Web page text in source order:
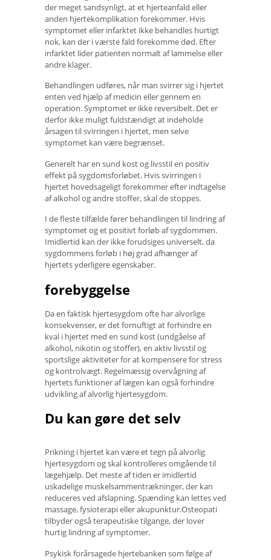
der meget sandsynligt, at et hjerteanfald eller
anden hjertekomplikation forekommer. Hvis
symptomet eller infarktet ikke behandles hurtigt
nok, kan der i værste fald forekomme død. Efter
infarktet lider patienten normalt af lammelse eller
andre klager.
Behandlingen udføres, når man svirrer sig i hjertet
enten ved hjælp af medicin eller gennem en
operation. Symptomet er ikke reversibelt. Det er
derfor ikke muligt fuldstændigt at indeholde
årsagen til svirringen i hjertet, men selve
symptomet kan være begrænset.
Generelt har en sund kost og livsstil en positiv
effekt på sygdomsforløbet. Hvis svirringen i
hjertet hovedsageligt forekommer efter indtagelse
af alkohol og andre stoffer, skal de stoppes.
I de fleste tilfælde fører behandlingen til lindring af
symptomet og et positivt forløb af sygdommen.
Imidlertid kan der ikke forudsiges universelt, da
sygdommens forløb i høj grad afhænger af
hjertets yderligere egenskaber.
forebyggelse
Da en faktisk hjertesygdom ofte har alvorlige
konsekvenser, er det fornuftigt at forhindre en
kval i hjertet med en sund kost (undgåelse af
alkohol, nikotin og stoffer), en aktiv livsstil og
sportslige aktiviteter for at kompensere for stress
og kontrolvægt. Regelmæssig overvågning af
hjertets funktioner af lægen kan også forhindre
udvikling af alvorlig hjertesygdom.
Du kan gøre det selv
Prikning i hjertet kan være et tegn på alvorlig
hjertesygdom og skal kontrolleres omgående til
lægehjælp. Det meste af tiden er imidlertid
uskadelige muskelsammentrækninger, der kan
reduceres ved afslapning. Spænding kan lettes ved
massage, fysioterapi eller akupunktur.Osteopati
tilbyder også terapeutiske tilgange, der lover
hurtig lindring af symptomer.
Psykisk forårsagede hjertebanken som følge af